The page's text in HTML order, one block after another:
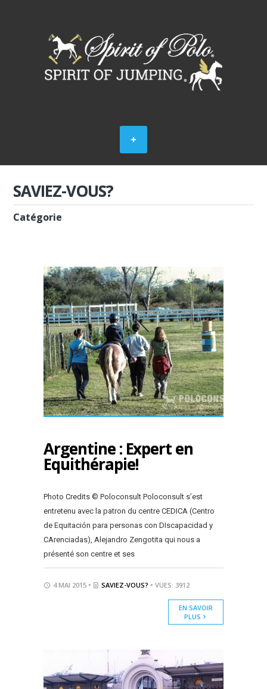
SAVIEZ-VOUS?
Catégorie
Argentine : Expert en
Equithérapie!
Photo Credits © Poloconsult Poloconsult s’est
entretenu avec la patron du centre CEDICA (Centro
de Equitación para personas con DIscapacidad y
CArenciadas), Alejandro Zengotita qui nous a
présenté son centre et ses
4 MAI 2015 • SAVIEZ-VOUS? • VUES: 3912
EN SAVOIR
PLUS